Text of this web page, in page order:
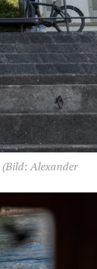
(Bild: Alexander